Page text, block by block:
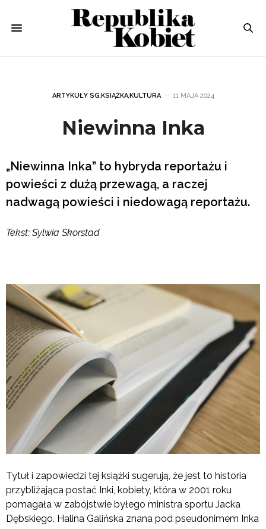
ARTYKUŁY SG,KSIĄŻKA,KULTURA 11 MAJA 2024
Niewinna Inka
„Niewinna Inka” to hybryda reportażu i
powieści z dużą przewagą, a raczej
nadwagą powieści i niedowagą reportażu.
Tekst: Sylwia Skorstad
Tytuł i zapowiedzi tej książki sugerują, że jest to historia
przybliżająca postać Inki, kobiety, która w 2001 roku
pomagała w zabójstwie byłego ministra sportu Jacka
Dębskiego. Halina Galińska znana pod pseudonimem Inka